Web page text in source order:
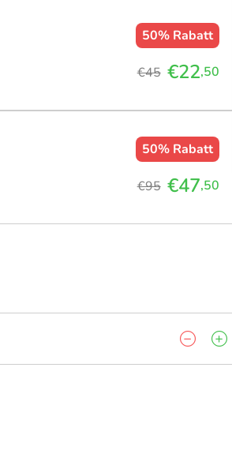
50% Rabatt
€45 €22,50
50% Rabatt
€95 €47,50